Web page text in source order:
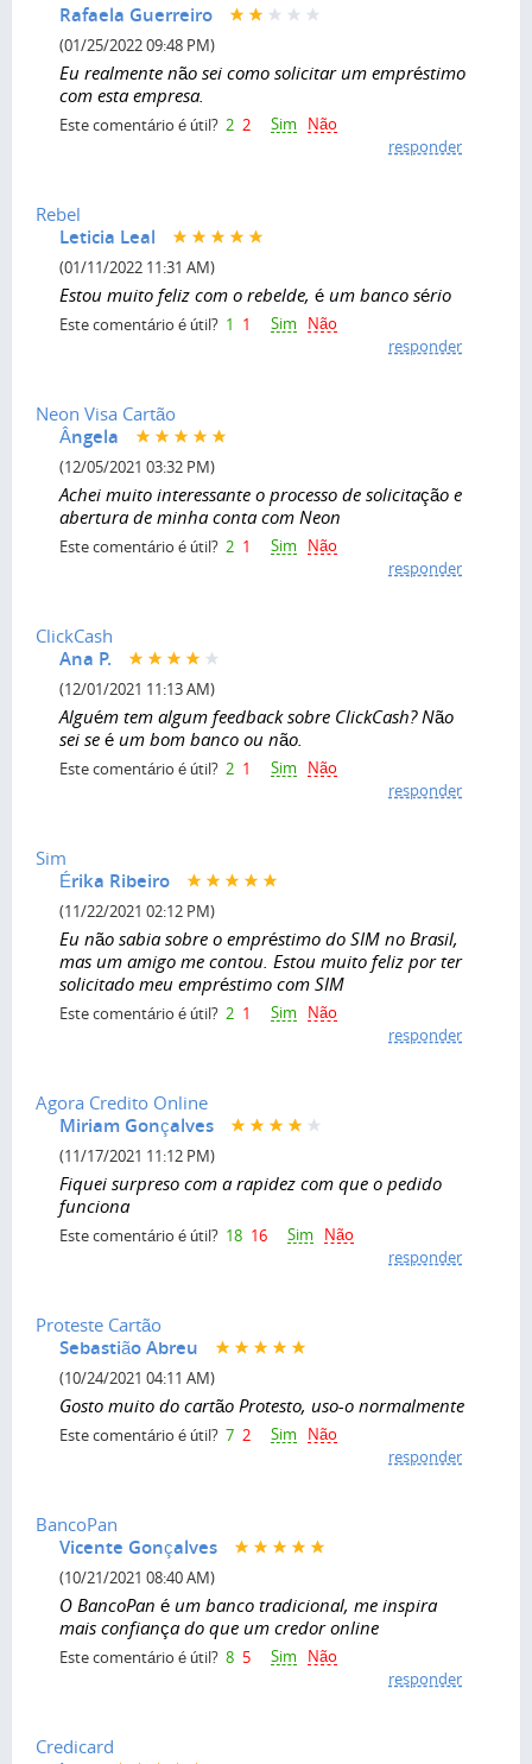
Rafaela Guerreiro
(01/25/2022 09:48 PM)
Eu realmente não sei como solicitar um empréstimo
com esta empresa.
Este comentário é útil? 2 2 Sim
Não
responder
Rebel
Leticia Leal
(01/11/2022 11:31 AM)
Estou muito feliz com o rebelde, é um banco sério
Este comentário é útil? 1 1 Sim
Não
responder
Neon Visa Cartão
Ângela
(12/05/2021 03:32 PM)
Achei muito interessante o processo de solicitação e
abertura de minha conta com Neon
Este comentário é útil? 2 1 Sim
Não
responder
ClickCash
Ana P.
(12/01/2021 11:13 AM)
Alguém tem algum feedback sobre ClickCash? Não
sei se é um bom banco ou não.
Este comentário é útil? 2 1 Sim
Não
responder
Sim
Érika Ribeiro
(11/22/2021 02:12 PM)
Eu não sabia sobre o empréstimo do SIM no Brasil,
mas um amigo me contou. Estou muito feliz por ter
solicitado meu empréstimo com SIM
Este comentário é útil? 2 1 Sim
Não
responder
Agora Credito Online
Miriam Gonçalves
(11/17/2021 11:12 PM)
Fiquei surpreso com a rapidez com que o pedido
funciona
Este comentário é útil? 18 16 Sim
Não
responder
Proteste Cartão
Sebastião Abreu
(10/24/2021 04:11 AM)
Gosto muito do cartão Protesto, uso-o normalmente
Este comentário é útil? 7 2 Sim
Não
responder
BancoPan
Vicente Gonçalves
(10/21/2021 08:40 AM)
O BancoPan é um banco tradicional, me inspira
mais confiança do que um credor online
Este comentário é útil? 8 5 Sim
Não
responder
Credicard